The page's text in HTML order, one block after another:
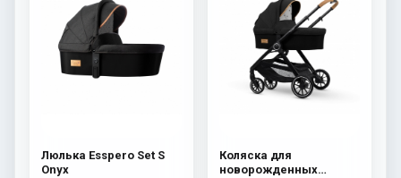
Люлька Esspero Set S
Onyx
Коляска для
новорожденных